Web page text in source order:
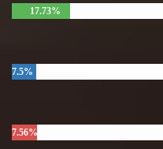
17.73%
7.5%
7.56%